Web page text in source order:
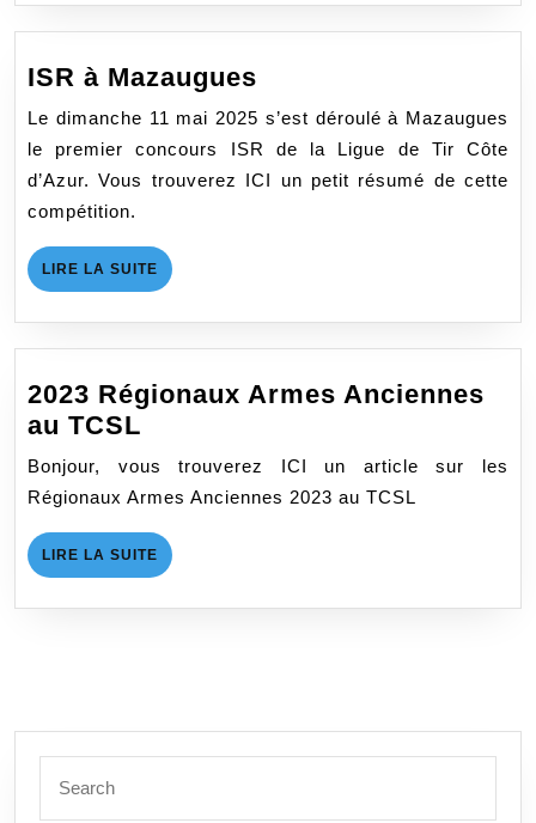
ISR à Mazaugues
à
Mazaugues
Le dimanche 11 mai 2025 s’est déroulé à Mazaugues
le premier concours ISR de la Ligue de Tir Côte
d’Azur. Vous trouverez ICI un petit résumé de cette
compétition.
LIRE LA SUITE LIRE
LA
2023 Régionaux Armes Anciennes
au TCSL
Régionaux
Armes
au
TCSL
Bonjour, vous trouverez ICI un article sur les
Régionaux Armes Anciennes 2023 au TCSL
LIRE LA SUITE LIRE
LA
for: